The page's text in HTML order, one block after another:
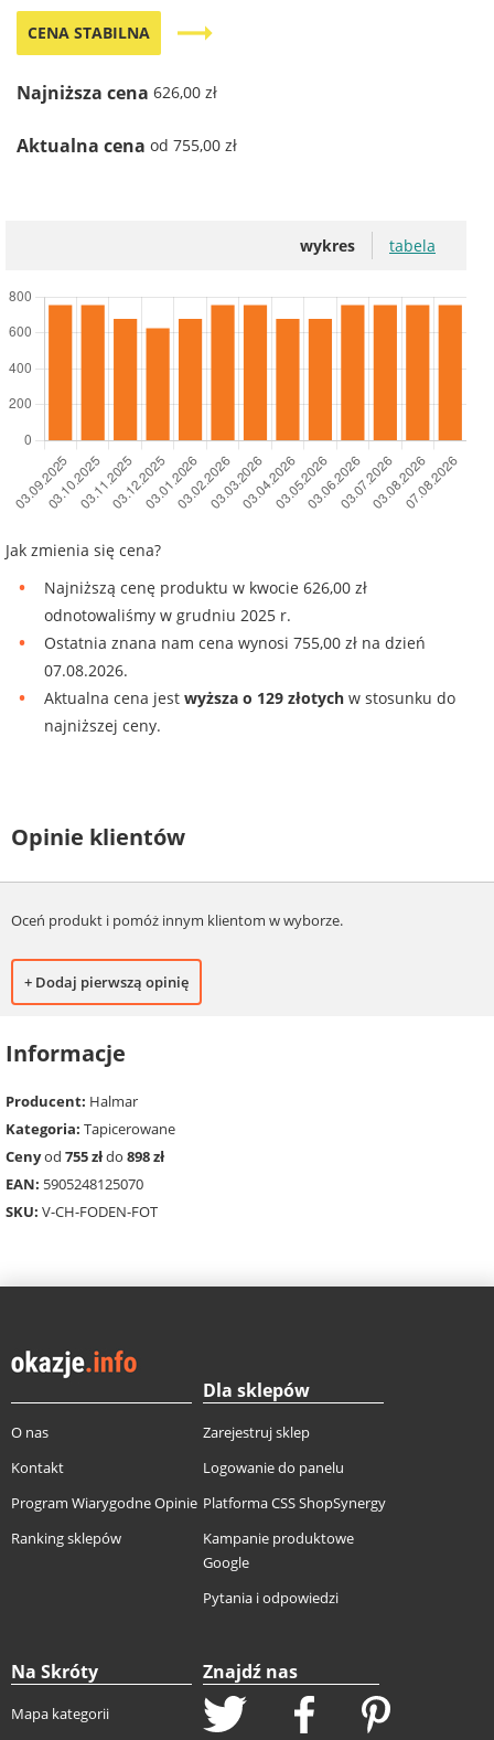
CENA STABILNA trending_flat
Najniższa cena 626,00 zł
Aktualna cena od 755,00 zł
wykres tabela
Jak zmienia się cena?
Najniższą cenę produktu w kwocie 626,00 zł
odnotowaliśmy w grudniu 2025 r.
Ostatnia znana nam cena wynosi 755,00 zł na dzień
07.08.2026.
Aktualna cena jest wyższa o 129 złotych w stosunku do
najniższej ceny.
Opinie klientów
Oceń produkt i pomóż innym klientom w wyborze.
+ Dodaj pierwszą opinię
Informacje
Producent: Halmar
Kategoria: Tapicerowane
Cenyod 755 złdo 898 zł
EAN: 5905248125070
SKU: V-CH-FODEN-FOT
O nas
Kontakt
Program Wiarygodne Opinie
Ranking sklepów
Dla sklepów
Zarejestruj sklep
Logowanie do panelu
Platforma CSS ShopSynergy
Kampanie produktowe
Google
Pytania i odpowiedzi
Na Skróty
Mapa kategorii
Znajdź nas